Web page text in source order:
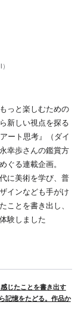
っと楽しむための
新しい視点を探る
ート思考』（ダイ
幸歩さんの鑑賞方
ぐる連載企画。
に美術を学び、普
インなども手がけ
ことを書き出し、
験しました
じたことを書き出す
記憶をたどる。作品か